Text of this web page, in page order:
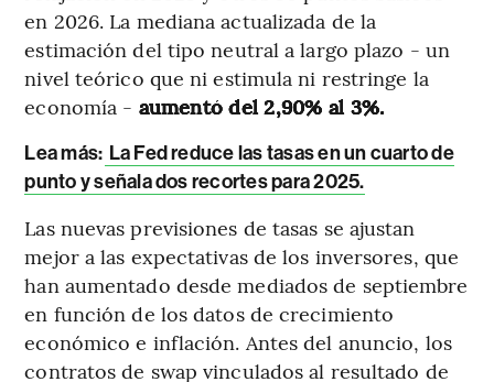
en 2026. La mediana actualizada de la
estimación del tipo neutral a largo plazo - un
nivel teórico que ni estimula ni restringe la
economía - aumentó del 2,90% al 3%.
Lea más: La Fed reduce las tasas en un cuarto de
punto y señala dos recortes para 2025.
Las nuevas previsiones de tasas se ajustan
mejor a las expectativas de los inversores, que
han aumentado desde mediados de septiembre
en función de los datos de crecimiento
económico e inflación. Antes del anuncio, los
contratos de swap vinculados al resultado de